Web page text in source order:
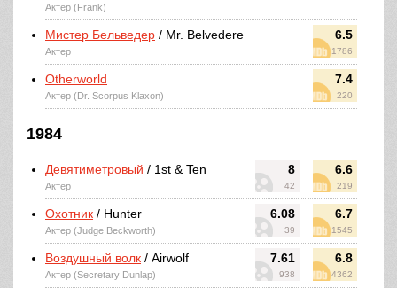
Актер (Frank)
6.5
1786
Мистер Бельведер / Mr. Belvedere
Актер
7.4
220
Otherworld
Актер (Dr. Scorpus Klaxon)
1984
8
42
6.6
219
Девятиметровый / 1st & Ten
Актер
6.08
39
6.7
1545
Охотник / Hunter
Актер (Judge Beckworth)
7.61
938
6.8
4362
Воздушный волк / Airwolf
Актер (Secretary Dunlap)